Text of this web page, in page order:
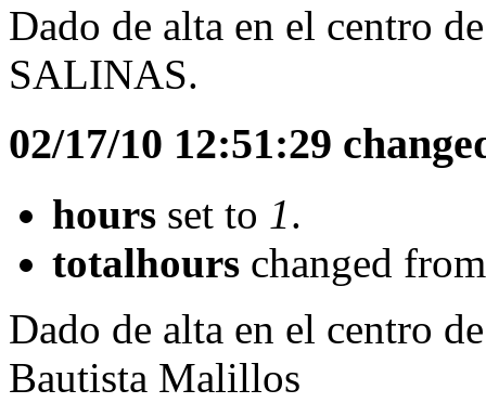
Dado de alta en el centro
SALINAS.
02/17/10 12:51:29
hours set to 1.
totalhours changed
Dado de alta en el centro
Bautista Malillos